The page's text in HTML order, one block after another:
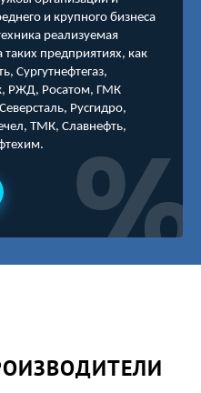
и крупного бизнеса
реализуемая
предприятиях, как
Сургутнефтегаз,
РЖД, Росатом, ГМК
Русгидро,
ТМК, Славнефть,